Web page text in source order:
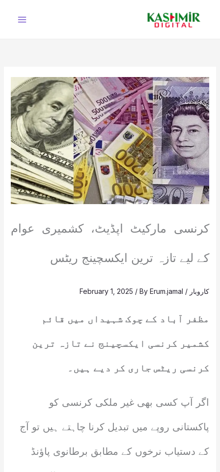
کرنسی مارکیٹ اپڈیٹ، کشمیری عوام
کے لیے تازہ ترین ایکسچینج ریٹس
کاروبار /
February 1, 2025 / ByErum.jamal
مظفر آباد کے چوک شہیداں میں قائم
کشمیر کرنسی ایکسچینج نے تازہ ترین
کرنسی ریٹس جاری کر دیے ہیں۔
اگر آپ کسی بھی غیر ملکی کرنسی کو
پاکستانی روپے میں تبدیل کرنا چاہتے ہیں تو آج
کے دستیاب نرخوں کے مطابق برطانوی پاؤنڈ